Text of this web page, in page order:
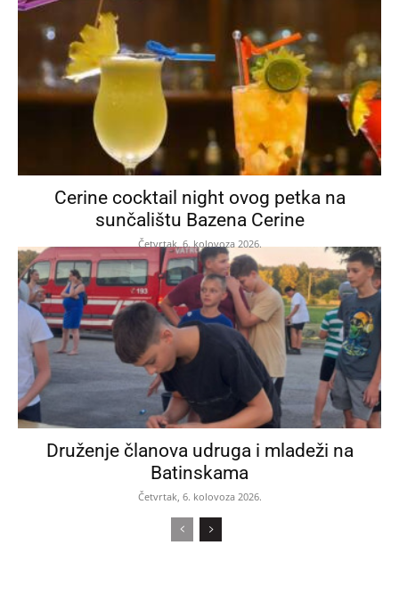
Cerine cocktail night ovog petka na
sunčalištu Bazena Cerine
Četvrtak, 6. kolovoza 2026.
Druženje članova udruga i mladeži na
Batinskama
Četvrtak, 6. kolovoza 2026.